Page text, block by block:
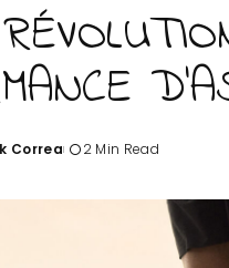
Correa 2 Min Read